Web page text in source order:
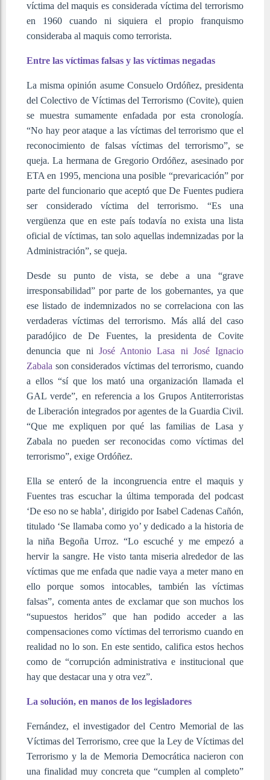
víctima del maquis es considerada víctima del terrorismo
en 1960 cuando ni siquiera el propio franquismo
consideraba al maquis como terrorista.
Entre las víctimas falsas y las víctimas negadas
La misma opinión asume Consuelo Ordóñez, presidenta
del Colectivo de Víctimas del Terrorismo (Covite), quien
se muestra sumamente enfadada por esta cronología.
“No hay peor ataque a las víctimas del terrorismo que el
reconocimiento de falsas víctimas del terrorismo”, se
queja. La hermana de Gregorio Ordóñez, asesinado por
ETA en 1995, menciona una posible “prevaricación” por
parte del funcionario que aceptó que De Fuentes pudiera
ser considerado víctima del terrorismo. “Es una
vergüenza que en este país todavía no exista una lista
oficial de víctimas, tan solo aquellas indemnizadas por la
Administración”, se queja.
Desde su punto de vista, se debe a una “grave
irresponsabilidad” por parte de los gobernantes, ya que
ese listado de indemnizados no se correlaciona con las
verdaderas víctimas del terrorismo. Más allá del caso
paradójico de De Fuentes, la presidenta de Covite
denuncia que ni José Antonio Lasa ni José Ignacio
Zabala son considerados víctimas del terrorismo, cuando
a ellos “sí que los mató una organización llamada el
GAL verde”, en referencia a los Grupos Antiterroristas
de Liberación integrados por agentes de la Guardia Civil.
“Que me expliquen por qué las familias de Lasa y
Zabala no pueden ser reconocidas como víctimas del
terrorismo”, exige Ordóñez.
Ella se enteró de la incongruencia entre el maquis y
Fuentes tras escuchar la última temporada del podcast
‘De eso no se habla’, dirigido por Isabel Cadenas Cañón,
titulado ‘Se llamaba como yo’ y dedicado a la historia de
la niña Begoña Urroz. “Lo escuché y me empezó a
hervir la sangre. He visto tanta miseria alrededor de las
víctimas que me enfada que nadie vaya a meter mano en
ello porque somos intocables, también las víctimas
falsas”, comenta antes de exclamar que son muchos los
“supuestos heridos” que han podido acceder a las
compensaciones como víctimas del terrorismo cuando en
realidad no lo son. En este sentido, califica estos hechos
como de “corrupción administrativa e institucional que
hay que destacar una y otra vez”.
La solución, en manos de los legisladores
Fernández, el investigador del Centro Memorial de las
Víctimas del Terrorismo, cree que la Ley de Víctimas del
Terrorismo y la de Memoria Democrática nacieron con
una finalidad muy concreta que “cumplen al completo”